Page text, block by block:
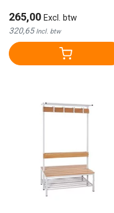
265,00 Excl. btw
320,65Incl. btw